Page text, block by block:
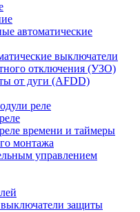
автоматические
выключатели
отключения (УЗО)
от дуги (AFDD)
реле
времени и таймеры
монтажа
управлением
защиты